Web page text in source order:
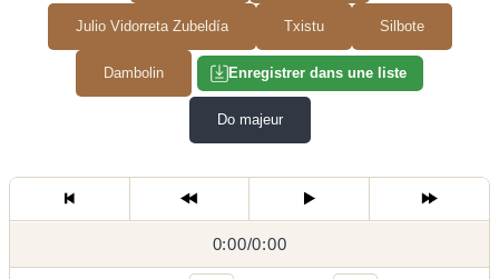
Julio Vidorreta Zubeldía Txistu Silbote
Dambolin Enregistrer dans une liste
Do majeur
0:00/
0:00/0:00